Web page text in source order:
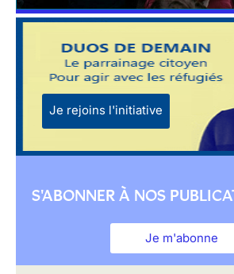
Je rejoins l'initiative
S'ABONNER À NOS
Je m'abonne